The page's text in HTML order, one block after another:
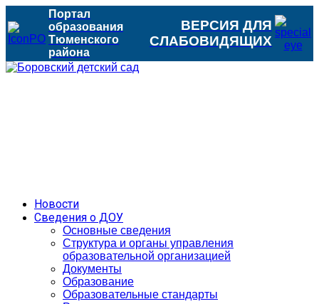
Портал
образования
Тюменского
района
ВЕРСИЯ ДЛЯ
СЛАБОВИДЯЩИХ
Новости
Сведения о ДОУ
Основные сведения
Структура и органы управления
образовательной организацией
Документы
Образование
Образовательные стандарты